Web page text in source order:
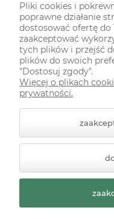
ODWIEDŹ NAS
Styl graficzny
Pliki cookies i
poprawne działanie
dostosować ofertę do
zaakceptować
tych plików i przejść
plików do swoich
"Dostosuj zgody".
Więcej o plikach
prywatności.